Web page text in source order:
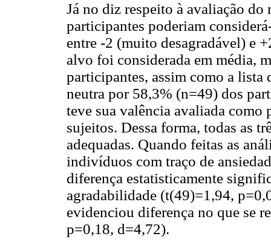
Já no diz respeito à avaliação
participantes poderiam
entre -2 (muito desagradável) e
alvo foi considerada em média,
participantes, assim como a
neutra por 58,3% (n=49) dos
teve sua valência avaliada
sujeitos. Dessa forma, todas as
adequadas. Quando feitas as
indivíduos com traço de
diferença estatisticamente
agradabilidade (t(49)=1,94,
evidenciou diferença no que se
p=0,18, d=4,72).